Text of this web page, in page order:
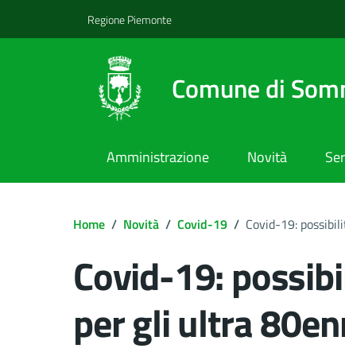
Regione Piemonte
Comune di
Amministrazione Novità
Home / Novità / Covid-19 / Covid-19:
Covid-19:
per gli ultra